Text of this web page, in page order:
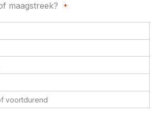
maagstreek? *